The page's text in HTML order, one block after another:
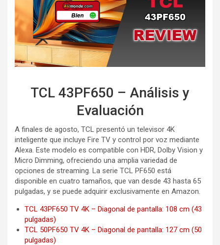
TCL 43PF650 – Análisis y
Evaluación
A finales de agosto, TCL presentó un televisor 4K
inteligente que incluye Fire TV y control por voz mediante
Alexa. Este modelo es compatible con HDR, Dolby Vision y
Micro Dimming, ofreciendo una amplia variedad de
opciones de streaming. La serie TCL PF650 está
disponible en cuatro tamaños, que van desde 43 hasta 65
pulgadas, y se puede adquirir exclusivamente en Amazon.
TCL 43PF650 TV 4K – Diagonal de pantalla: 108 cm (43
pulgadas)
TCL 50PF650 TV 4K – Diagonal de pantalla: 127 cm (50
pulgadas)